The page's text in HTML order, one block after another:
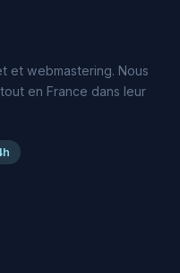
et webmastering. Nous
en France dans leur